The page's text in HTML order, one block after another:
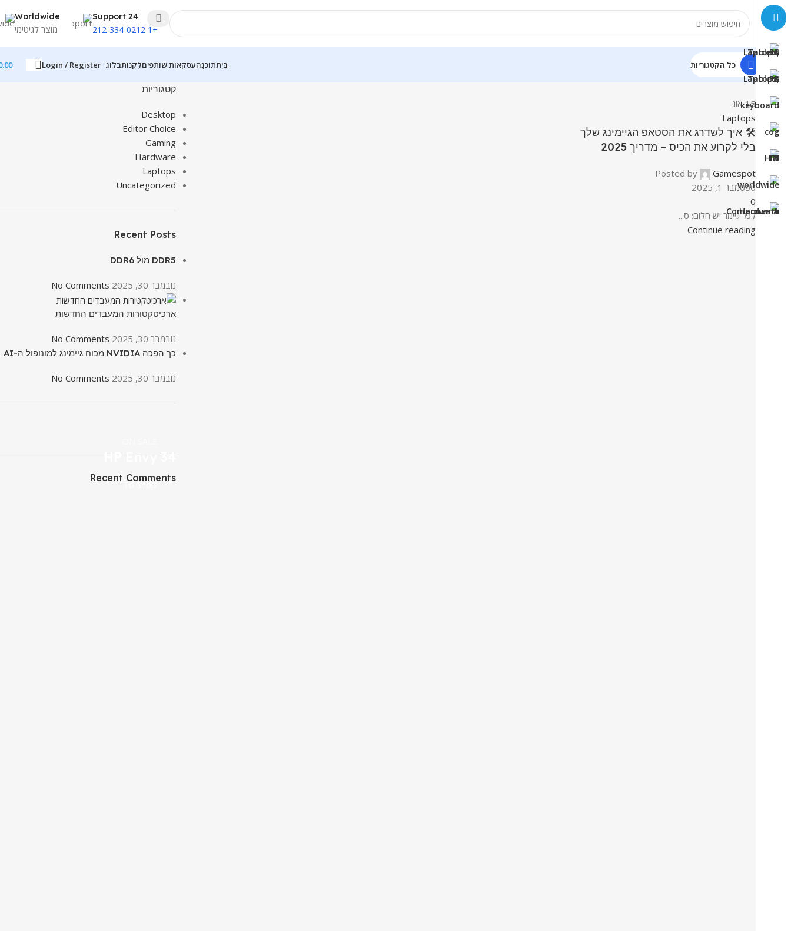
24 Support
+1 212-334-0212
Worldwide
מוצר לגיטימי
כל הקטגוריות בַּיִתתוֹכנָהעסקאות שותפיםלִקְנוֹתבלוג Login / Register
15 אוג
Laptops
🛠️ איך לשדרג את הסטאפ הגיימינג שלך
בלי לקרוע את הכיס – מדריך 2025
Posted by
Gamespot
ספטמבר 1, 2025
0
לכל גיימר יש חלום: ס...
Continue reading
קטגוריות
Desktop
Editor Choice
Gaming
Hardware
Laptops
Uncategorized
Recent Posts
DDR5 מול DDR6
נובמבר 30, 2025 No Comments
ארכיטקטורות המעבדים החדשות
נובמבר 30, 2025 No Comments
כך הפכה NVIDIA מכוח גיימינג למונופול ה-AI
נובמבר 30, 2025 No Comments
HP Envy 34
To Shop
Recent Comments